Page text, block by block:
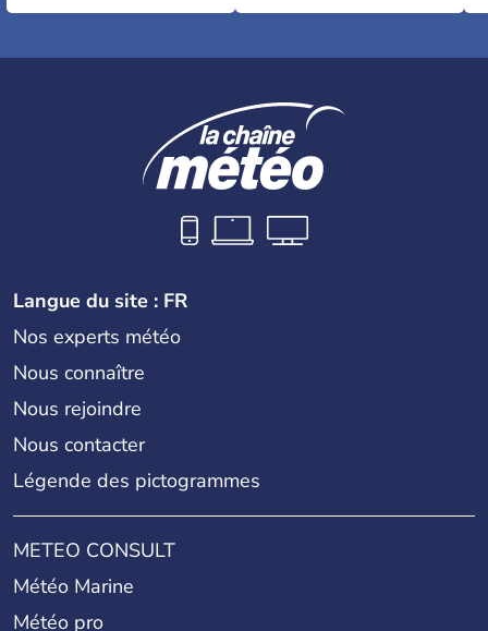
Langue du site : FR
Nos experts météo
Nous connaître
Nous rejoindre
Nous contacter
Légende des pictogrammes
METEO CONSULT
Météo Marine
Météo pro